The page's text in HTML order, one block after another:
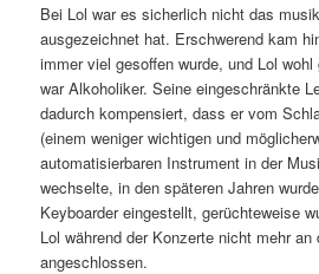
Bei Lol war es sicherlich nicht das
ausgezeichnet hat. Erschwerend kam
immer viel gesoffen wurde, und Lol
war Alkoholiker. Seine eingeschränkte
dadurch kompensiert, dass er vom
(einem weniger wichtigen und
automatisierbaren Instrument in der
wechselte, in den späteren Jahren
Keyboarder eingestellt, gerüchteweise
Lol während der Konzerte nicht mehr an
angeschlossen.